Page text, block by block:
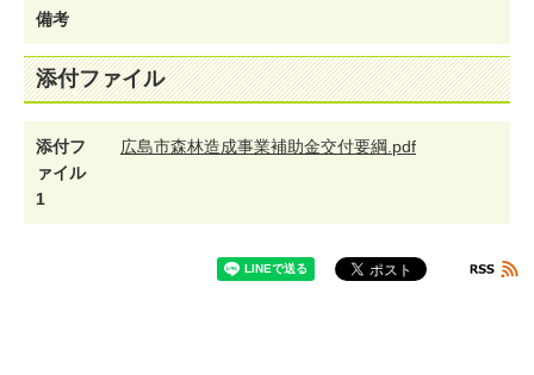
備考
添付ファイル
添付フ
ァイル
1
広島市森林造成事業補助金交付要綱.pdf